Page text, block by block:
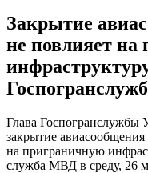
Закрытие
не повлияет
Глава Госпогранслужбы
закрытие
на приграничную
служба МВД в среду, 26